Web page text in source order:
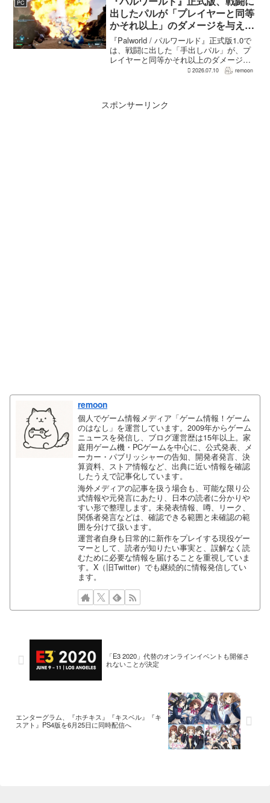
PC
出したパルが「プレイヤーと同等
かそれ以上」のダメージを与えら
れるように
『Palworld / パルワールド』正式版1.0で
は、戦闘に出した「手出しパル」が、プ
レイヤーと同等かそれ以上のダメージを
敵に与えられるようになった。ほぼすべ
2026.07.10 remoon
スポンサーリンク
remoon
個人でゲーム情報メディア「ゲーム情報！ゲーム
のはなし」を運営しています。2009年からゲーム
ニュースを発信し、ブログ運営歴は15年以上。家
庭用ゲーム機・PCゲームを中心に、公式発表、メ
ーカー・パブリッシャーの告知、開発者発言、決
算資料、ストア情報など、出典に近い情報を確認
したうえで記事化しています。
海外メディアの記事を扱う場合も、可能な限り公
式情報や元発言にあたり、日本の読者に分かりや
すい形で整理します。未発表情報、噂、リーク、
関係者発言などは、確認できる範囲と未確認の範
囲を分けて扱います。
運営者自身も日常的に新作をプレイする現役ゲー
マーとして、読者が知りたい事実と、誤解なく読
むために必要な情報を届けることを重視していま
す。X（旧Twitter）でも継続的に情報発信してい
ます。
「E3 2020」代替のオンラインイベントも開催さ
れないことが決定
エンターグラム、『ホチキス』『キスベル』『キ
スアト』PS4版を6月25日に同時配信へ